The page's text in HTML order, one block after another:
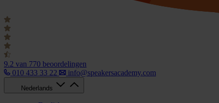
9.2 van 770 beoordelingen
010 433 33 22
info@speakersacademy.com
Nederlands